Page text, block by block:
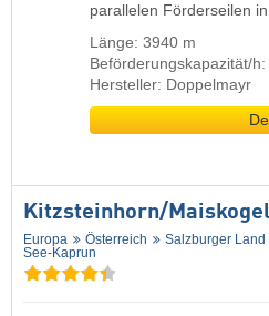
parallelen Förderseilen
Länge: 3940 m
Beförderungskapazität/
Hersteller: Doppelmayr
Kitzsteinhorn/​
Europa Österreich Salzburger Land
See-Kaprun